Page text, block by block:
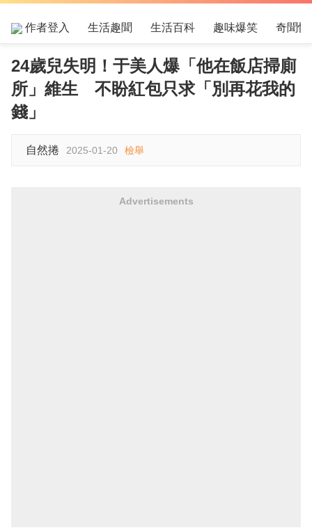
作者登入 生活趣聞 生活百科 趣味爆笑 奇聞怪
24歲兒失明！于美人爆「他在飯店掃廁
所」維生 不盼紅包只求「別再花我的
錢」
自然捲 2025-01-20 檢舉
Advertisements